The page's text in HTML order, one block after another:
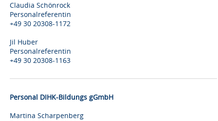
Claudia Schönrock
Personalreferentin
+49 30 20308-1172
Jil Huber
Personalreferentin
+49 30 20308-1163
Personal DIHK-Bildungs gGmbH
Martina Scharpenberg